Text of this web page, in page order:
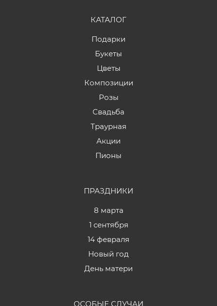
КАТАЛОГ
Подарки
Букеты
Цветы
Композиции
Розы
Свадьба
Траурная
Акции
Пионы
ПРАЗДНИКИ
8 марта
1 сентября
14 февраля
Новый год
День матери
ОСОБЫЕ СЛУЧАИ